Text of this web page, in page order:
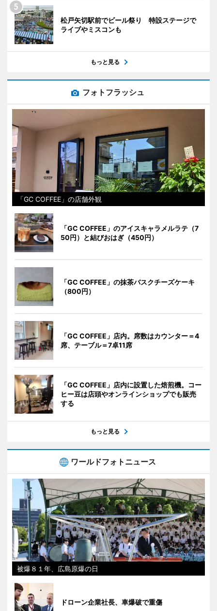
松戸矢切駅前でビール祭り 特設ステージで
ライブやミスコンも
もっと見る
フォトフラッシュ
「GC COFFEE」の店舗外観
「GC COFFEE」のアイスキャラメルラテ（7
50円）と結びおはぎ（450円）
「GC COFFEE」の抹茶バスクチーズケーキ
（800円）
「GC COFFEE」店内。席数はカウンター＝4
席、テーブル＝7卓11席
「GC COFFEE」店内に設置した焙煎機。コー
ヒー豆は店頭やオンラインショップでも販売
する
もっと見る
ワールドフォトニュース
被爆８１年、広島原爆の日
ドローン企業社長、車爆破で重傷